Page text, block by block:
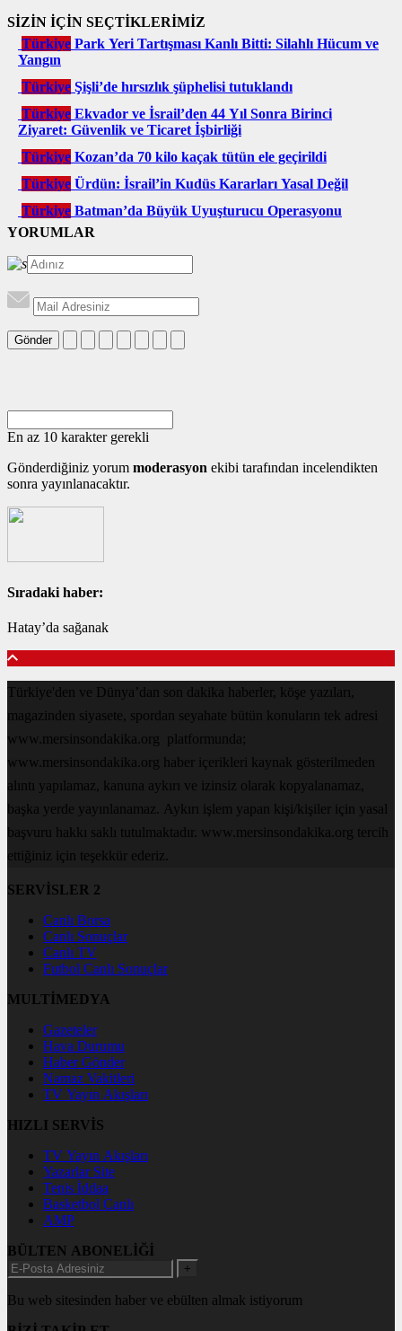
SİZİN İÇİN SEÇTİKLERİMİZ
Türkiye Park Yeri Tartışması Kanlı Bitti: Silahlı Hücum ve
Yangın
Türkiye Şişli’de hırsızlık şüphelisi tutuklandı
Türkiye Ekvador ve İsrail’den 44 Yıl Sonra Birinci
Ziyaret: Güvenlik ve Ticaret İşbirliği
Türkiye Kozan’da 70 kilo kaçak tütün ele geçirildi
Türkiye Ürdün: İsrail’in Kudüs Kararları Yasal Değil
Türkiye Batman’da Büyük Uyuşturucu Operasyonu
YORUMLAR
Gönder
En az 10 karakter gerekli
Gönderdiğiniz yorum moderasyon ekibi tarafından incelendikten
sonra yayınlanacaktır.
Sıradaki haber:
Hatay’da sağanak
Türkiye'den ve Dünya’dan son dakika haberler, köşe yazıları,
magazinden siyasete, spordan seyahate bütün konuların tek adresi
www.mersinsondakika.org platformunda;
www.mersinsondakika.org haber içerikleri kaynak gösterilmeden
alıntı yapılamaz, kanuna aykırı ve izinsiz olarak kopyalanamaz,
başka yerde yayınlanamaz. Aykırı işlem yapan kişi/kişiler için yasal
başvuru hakkı saklı tutulmaktadır. www.mersinsondakika.org tercih
ettiğiniz için teşekkür ederiz.
SERVİSLER 2
Canlı Borsa
Canlı Sonuçlar
Canlı TV
Futbol Canlı Sonuçlar
MULTİMEDYA
Gazeteler
Hava Durumu
Haber Gönder
Namaz Vakitleri
TV Yayın Akışları
HIZLI SERVİS
TV Yayın Akışları
Yazarlar Site
Tenis İddaa
Basketbol Canlı
AMP
BÜLTEN ABONELİĞİ
+
Bu web sitesinden haber ve ebülten almak istiyorum